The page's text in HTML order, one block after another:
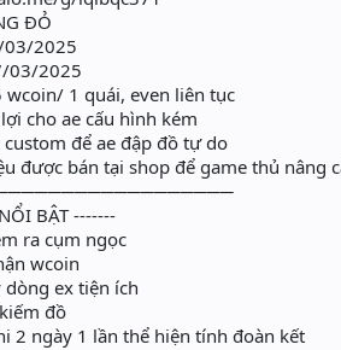
ĐỎ
03/2025
03/2025
1 quái, even liên tục
cho ae cấu hình kém
custom để ae đập đồ tự do
được bán tại shop để game thủ nâng
BẬT -------
ra cụm ngọc
wcoin
dòng ex tiện ích
đồ
2 ngày 1 lần thể hiện tính đoàn kết